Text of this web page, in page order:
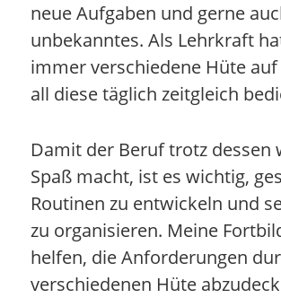
neue Aufgaben und gerne
unbekanntes. Als Lehrkraft
immer verschiedene Hüte
all diese täglich zeitgleich
Damit der Beruf trotz dessen
Spaß macht, ist es wichtig,
Routinen zu entwickeln und
zu organisieren. Meine
helfen, die Anforderungen
verschiedenen Hüte